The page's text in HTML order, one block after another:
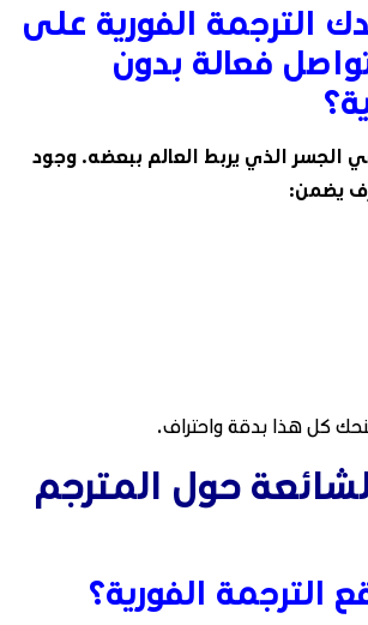
الترجمة الفورية على
فعالة بدون
الجسر الذي يربط العالم ببعضه. وجود
يضمن:
كل هذا بدقة واحتراف.
حول المترجم
الترجمة الفورية؟